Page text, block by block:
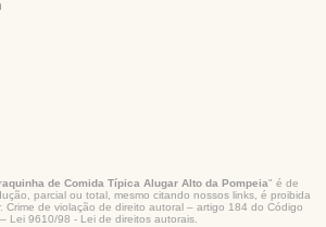
de Comida Típica Alugar Alto da Pompeia" é de
parcial ou total, mesmo citando nossos links, é proibida
Crime de violação de direito autoral – artigo 184 do Código
Lei 9610/98 - Lei de direitos autorais.